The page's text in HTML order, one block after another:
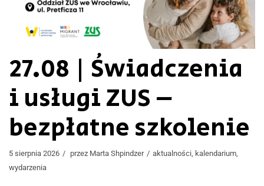
27.08 | Świadczenia
i usługi ZUS –
bezpłatne szkolenie
5 sierpnia 2026 przez Marta Shpindzer aktualności, kalendarium,
wydarzenia